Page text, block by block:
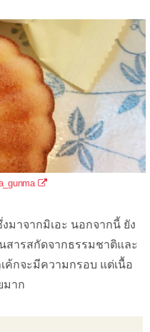
มาจากมิเอะ นอกจากนี้ ยัง
สารสกัดจากธรรมชาติและ
ค้กจะมีความกรอบ แต่เนื้อ
มาก